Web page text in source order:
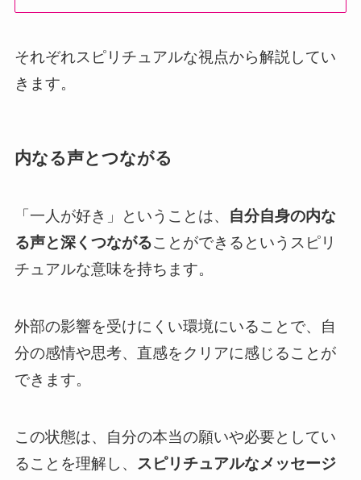
それぞれスピリチュアルな視点から解説してい
きます。
内なる声とつながる
「一人が好き」ということは、 自分自身の内な
る声と深くつながることができるというスピリ
チュアルな意味を持ちます。
外部の影響を受けにくい環境にいることで、自
分の感情や思考、直感をクリアに感じることが
できます。
この状態は、自分の本当の願いや必要としてい
ることを理解し、 スピリチュアルなメッセージ